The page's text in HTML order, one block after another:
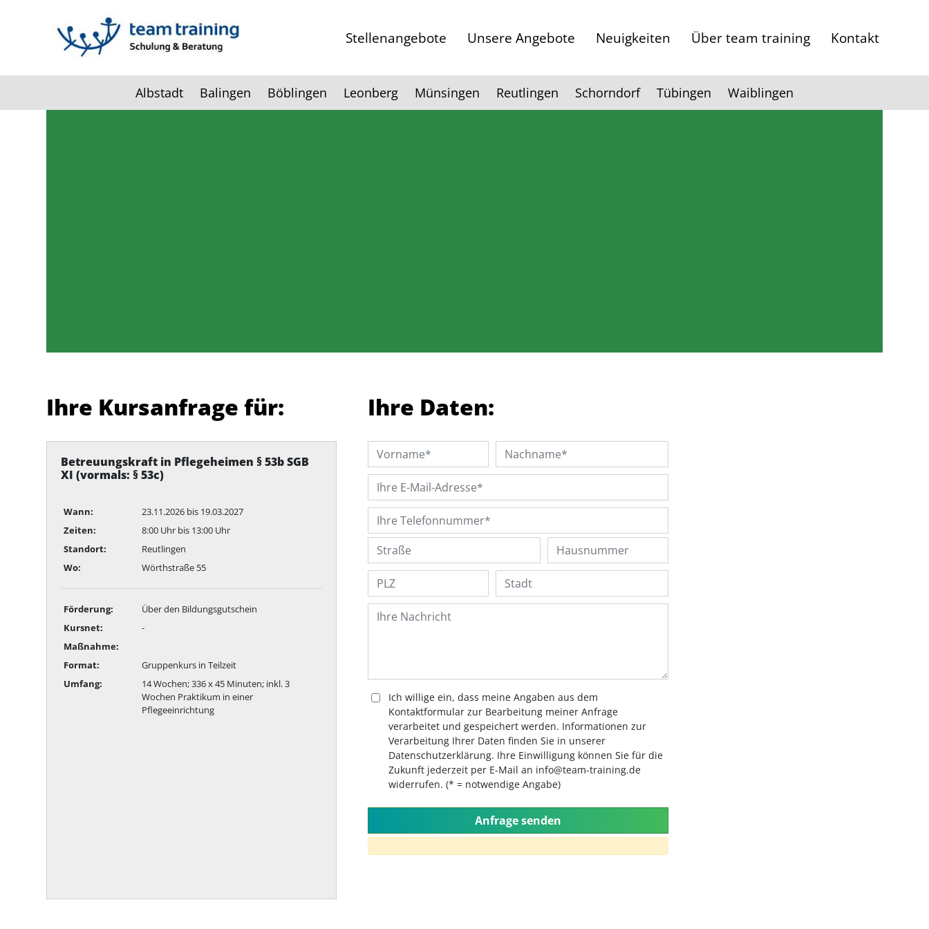
Albstadt Balingen Böblingen Leonberg Münsingen Reutlingen Schorndorf Tübingen Waiblingen
Stellenangebote Unsere Angebote Neuigkeiten Über team training Kontakt
Ihre Kursanfrage für:
Betreuungskraft in Pflegeheimen § 53b SGB
XI (vormals: § 53c)
Wann:
23.11.2026 bis 19.03.2027
Zeiten:
8:00 Uhr bis 13:00 Uhr
Standort:
Reutlingen
Wo:
Wörthstraße 55
Förderung:
Über den Bildungsgutschein
Kursnet:
-
Maßnahme:
Format:
Gruppenkurs in Teilzeit
Umfang:
14 Wochen; 336 x 45 Minuten; inkl. 3
Wochen Praktikum in einer
Pflegeeinrichtung
Ihre Daten:
Ich willige ein, dass meine Angaben aus dem
Kontaktformular zur Bearbeitung meiner Anfrage
verarbeitet und gespeichert werden. Informationen zur
Verarbeitung Ihrer Daten finden Sie in unserer
Datenschutzerklärung. Ihre Einwilligung können Sie für die
Zukunft jederzeit per E-Mail an info@team-training.de
widerrufen. (* = notwendige Angabe)